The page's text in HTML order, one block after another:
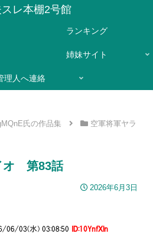
レ本棚2号館
ランキング
姉妹サイト
理人へ連絡
氏の作品集
空軍将軍ヤラ
オ 第83話
2026年6月3日
06/03(水) 03:08:50 ID:10YnfXln